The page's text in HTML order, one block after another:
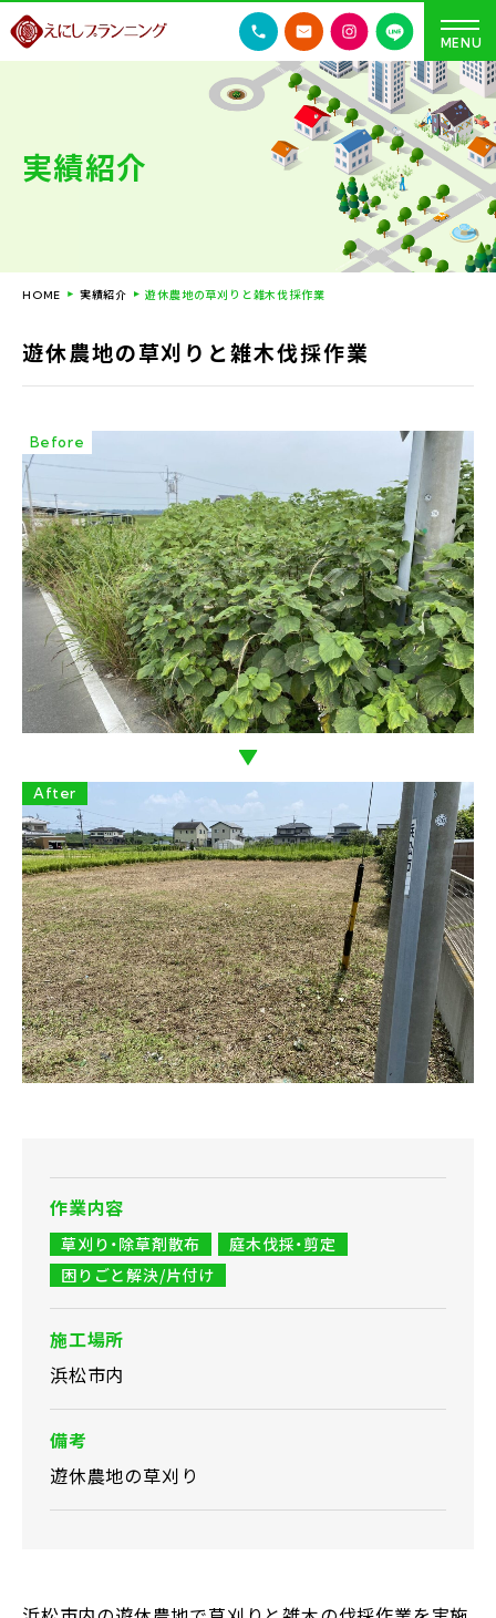
実績紹介
HOME 実績紹介 遊休農地の草刈りと雑木伐採作業
遊休農地の草刈りと雑木伐採作業
Before
After
作業内容
草刈り・除草剤散布
庭木伐採・剪定
困りごと解決/片付け
施工場所
浜松市内
備考
遊休農地の草刈り